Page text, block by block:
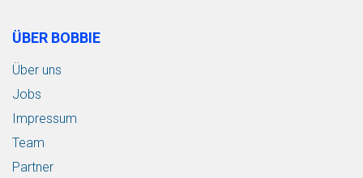
ÜBER BOBBIE
Über uns
Jobs
Impressum
Team
Partner